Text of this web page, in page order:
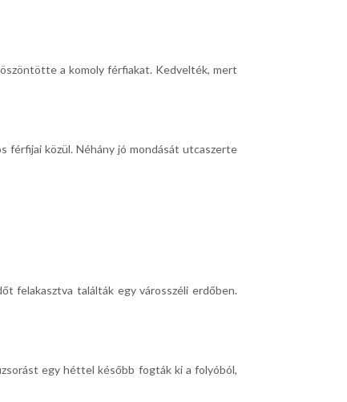
a komoly férfiakat. Kedvelték, mert
férfijai közül. Néhány jó mondását utcaszerte
felakasztva találták egy városszéli erdőben.
egy héttel később fogták ki a folyóból,